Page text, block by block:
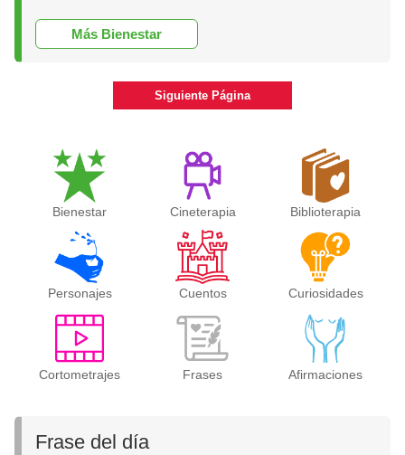
Más Bienestar
Siguiente Página
Bienestar Cineterapia Biblioterapia
Personajes Cuentos Curiosidades
Cortometrajes Frases Afirmaciones
Frase del día